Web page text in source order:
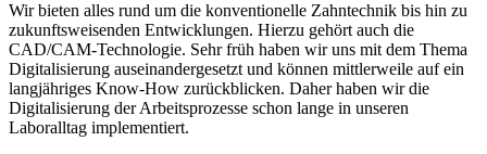
Wir bieten alles rund um die konventionelle Zahntechnik bis hin zu
zukunftsweisenden Entwicklungen. Hierzu gehört auch die
CAD/CAM-Technologie. Sehr früh haben wir uns mit dem Thema
Digitalisierung auseinandergesetzt und können mittlerweile auf ein
langjähriges Know-How zurückblicken. Daher haben wir die
Digitalisierung der Arbeitsprozesse schon lange in unseren
Laboralltag implementiert.